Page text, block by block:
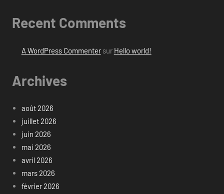
Recent Comments
A WordPress Commentersur Hello world!
Archives
août 2026
juillet 2026
juin 2026
mai 2026
avril 2026
mars 2026
février 2026